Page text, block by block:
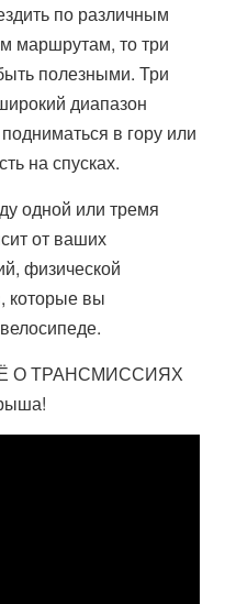
по различным
маршрутам, то три
полезными. Три
диапазон
в гору или
на спусках.
одной или тремя
от ваших
физической
которые вы
О ТРАНСМИССИЯХ